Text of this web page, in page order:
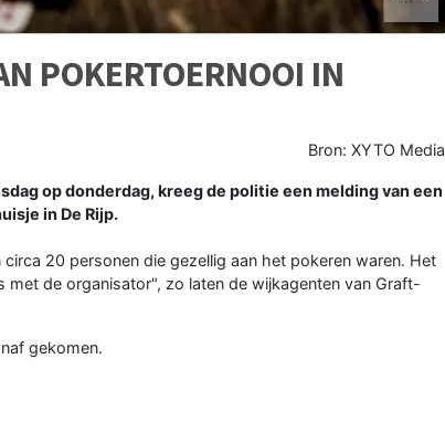
POKERTOERNOOI IN
Bron: XYTO Media
op donderdag, kreeg de politie een melding van een
in De Rijp.
20 personen die gezellig aan het pokeren waren. Het
de organisator", zo laten de wijkagenten van Graft-
gekomen.